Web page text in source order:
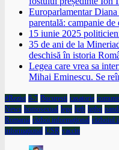
Europarlamentar Diana
parentală: campanie
15 iunie 2025
35 de ani de la
deschisă în istoria
Legea care vrea sa
Mihai Eminescu. Se
#Rezist 6-7 Bucuresti casatorie
News homosexual lege lgtb lgtbq
Romania război informaţional războiul
informaţional USR vaccin